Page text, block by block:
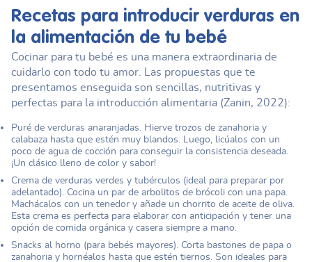
Recetas para introducir verduras en
la alimentación de tu bebé
Cocinar para tu bebé es una manera extraordinaria de
cuidarlo con todo tu amor. Las propuestas que te
presentamos enseguida son sencillas, nutritivas y
perfectas para la introducción alimentaria (Zanin, 2022):
Puré de verduras anaranjadas. Hierve trozos de zanahoria y
calabaza hasta que estén muy blandos. Luego, licúalos con un
poco de agua de cocción para conseguir la consistencia deseada.
¡Un clásico lleno de color y sabor!
Crema de verduras verdes y tubérculos (ideal para preparar por
adelantado). Cocina un par de arbolitos de brócoli con una papa.
Machácalos con un tenedor y añade un chorrito de aceite de oliva.
Esta crema es perfecta para elaborar con anticipación y tener una
opción de comida orgánica y casera siempre a mano.
Snacks al horno (para bebés mayores). Corta bastones de papa o
zanahoria y hornéalos hasta que estén tiernos. Son ideales para